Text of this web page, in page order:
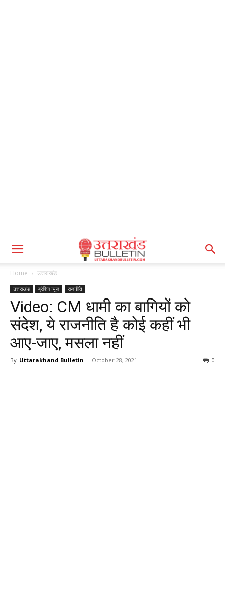
Home उत्तराखंड
उत्तराखंड ब्रेकिंग न्यूज़ राजनीति
Video: CM धामी का बागियों को
संदेश, ये राजनीति है कोई कहीं भी
आए-जाए, मसला नहीं
By Uttarakhand Bulletin - October 28, 2021 0